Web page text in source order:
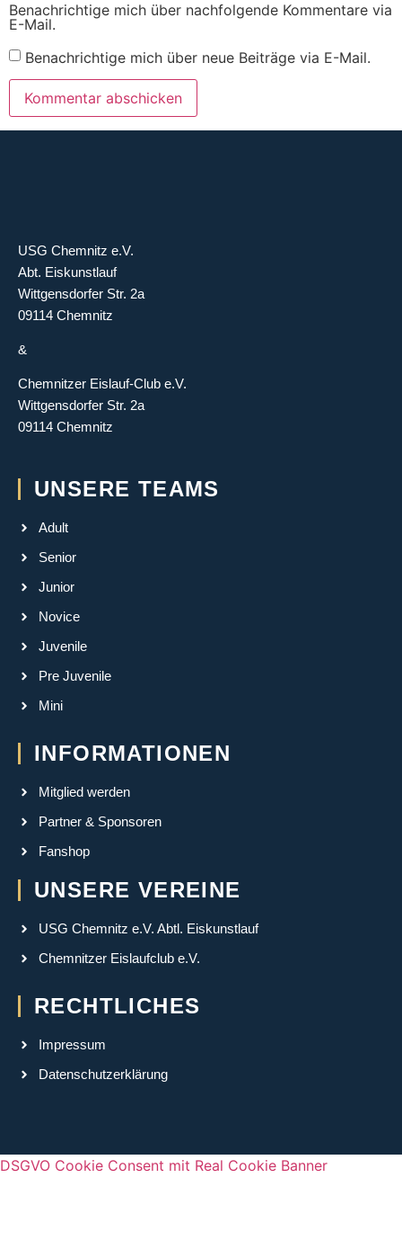
Benachrichtige mich über nachfolgende Kommentare via
E-Mail.
Benachrichtige mich über neue Beiträge via E-Mail.
USG Chemnitz e.V.
Abt. Eiskunstlauf
Wittgensdorfer Str. 2a
09114 Chemnitz
&
Chemnitzer Eislauf-Club e.V.
Wittgensdorfer Str. 2a
09114 Chemnitz
UNSERE TEAMS
Adult
Senior
Junior
Novice
Juvenile
Pre Juvenile
Mini
INFORMATIONEN
Mitglied werden
Partner & Sponsoren
Fanshop
UNSERE VEREINE
USG Chemnitz e.V. Abtl. Eiskunstlauf
Chemnitzer Eislaufclub e.V.
RECHTLICHES
Impressum
Datenschutzerklärung
DSGVO Cookie Consent mit Real Cookie Banner